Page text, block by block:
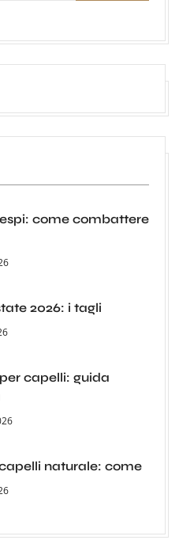
come combattere
2026: i tagli
capelli: guida
naturale: come